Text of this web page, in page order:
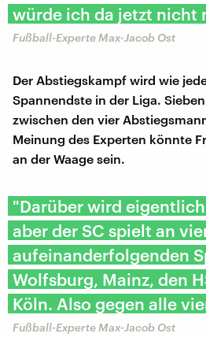
würde ich da jetzt nicht
Fußball-Experte Max-Jacob Ost
Der Abstiegskampf wird wie
Spannendste in der Liga.
zwischen den vier
Meinung des Experten könnte
an der Waage sein.
"Darüber wird
aber der SC spielt an
aufeinanderfolgenden
Wolfsburg, Mainz, den
Köln. Also gegen alle
Fußball-Experte Max-Jacob Ost